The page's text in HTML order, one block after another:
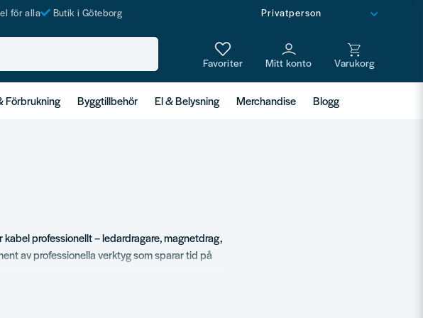
för alla Butik i Göteborg
Förbrukning Byggtillbehör El & Belysning Merchandise Blogg
professionellt – ledardragare, magnetdrag,
av professionella verktyg som sparar tid på